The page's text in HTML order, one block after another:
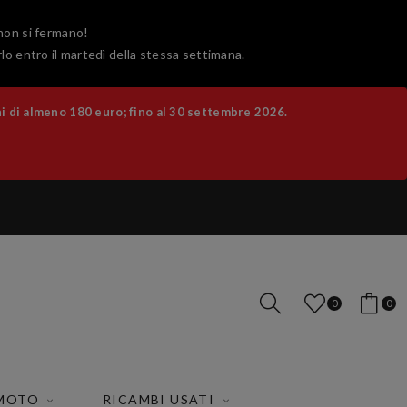
si fermano!
entro il martedì della stessa settimana.
di almeno 180 euro; fino al 30 settembre 2026.
0
0
RICAMBI USATI